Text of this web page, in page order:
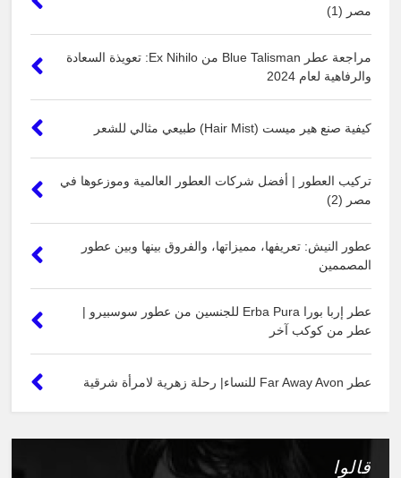
مصر (1)
مراجعة عطر Blue Talisman من Ex Nihilo: تعويذة السعادة
والرفاهية لعام 2024
كيفية صنع هير ميست (Hair Mist) طبيعي مثالي للشعر
تركيب العطور | أفضل شركات العطور العالمية وموزعوها في
مصر (2)
عطور النيش: تعريفها، مميزاتها، والفروق بينها وبين عطور
المصممين
عطر إربا بورا Erba Pura للجنسين من عطور سوسبيرو |
عطر من كوكب آخر
عطر Far Away Avon للنساء| رحلة زهرية لامرأة شرقية
قالوا